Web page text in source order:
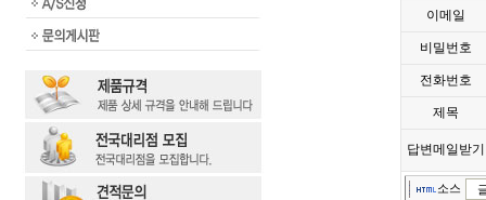
이메일
비밀번호
전화번호
제목
답변메일받기
소스